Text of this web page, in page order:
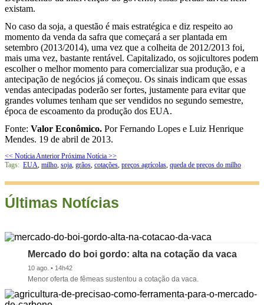
existam.
No caso da soja, a questão é mais estratégica e diz respeito ao
momento da venda da safra que começará a ser plantada em
setembro (2013/2014), uma vez que a colheita de 2012/2013 foi,
mais uma vez, bastante rentável. Capitalizado, os sojicultores podem
escolher o melhor momento para comercializar sua produção, e a
antecipação de negócios já começou. Os sinais indicam que essas
vendas antecipadas poderão ser fortes, justamente para evitar que
grandes volumes tenham que ser vendidos no segundo semestre,
época de escoamento da produção dos EUA.
Fonte: Valor Econômico. Por Fernando Lopes e Luiz Henrique
Mendes. 19 de abril de 2013.
<< Notícia Anterior Próxima Notícia >>
Tags: EUA, milho, soja, grãos, cotações, preços agrícolas, queda de preços do milho
Últimas Notícias
Mercado do boi gordo: alta na cotação da vaca
10 ago. • 14h42
Menor oferta de fêmeas sustentou a cotação da vaca.